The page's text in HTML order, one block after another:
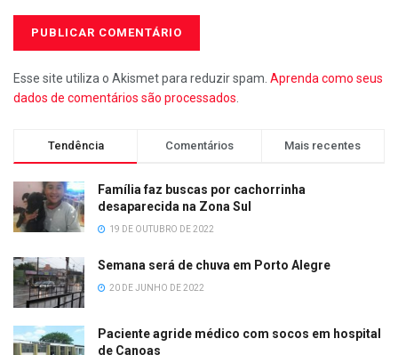
Esse site utiliza o Akismet para reduzir spam. Aprenda como seus
dados de comentários são processados
Tendência Comentários Mais recentes
Família faz buscas por cachorrinha
desaparecida na Zona Sul
19 DE OUTUBRO DE 2022
Semana será de chuva em Porto Alegre
20 DE JUNHO DE 2022
Paciente agride médico com socos em hospital
de Canoas